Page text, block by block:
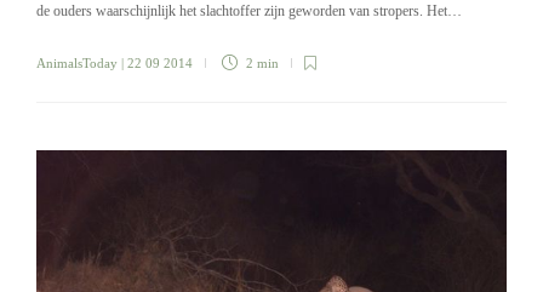
de ouders waarschijnlijk het slachtoffer zijn geworden van stropers. Het…
AnimalsToday | 22 09 2014 2 min